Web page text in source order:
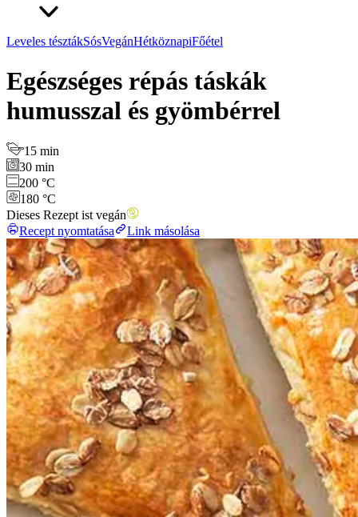
Leveles tésztákSósVegánHétköznapiFőétel
Egészséges répás táskák
humusszal és gyömbérrel
15 min
30 min
200 °C
180 °C
Dieses Rezept ist vegán
Recept nyomtatása
Link másolása